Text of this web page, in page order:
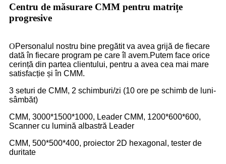
Centru de măsurare CMM pentru matrițe
progresive
OPersonalul nostru bine pregătit va avea grijă de fiecare
dată în fiecare program pe care îl avem.Putem face orice
cerință din partea clientului, pentru a avea cea mai mare
satisfacție și în CMM.
3 seturi de CMM, 2 schimburi/zi (10 ore pe schimb de luni-
sâmbăt)
CMM, 3000*1500*1000, Leader CMM, 1200*600*600,
Scanner cu lumină albastră Leader
CMM, 500*500*400, proiector 2D hexagonal, tester de
duritate